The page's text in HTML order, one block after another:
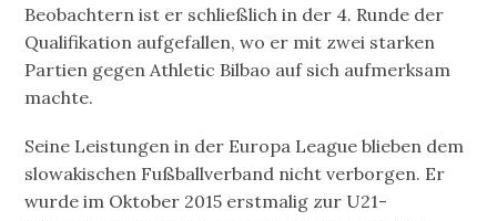
Beobachtern ist er schließlich in der 4. Runde der
Qualifikation aufgefallen, wo er mit zwei starken
Partien gegen Athletic Bilbao auf sich aufmerksam
machte.
Seine Leistungen in der Europa League blieben dem
slowakischen Fußballverband nicht verborgen. Er
wurde im Oktober 2015 erstmalig zur U21-